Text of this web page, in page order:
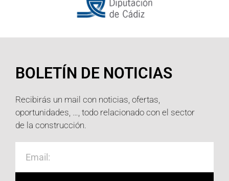
BOLETÍN DE NOTICIAS
Recibirás un mail con noticias, ofertas,
oportunidades, …, todo relacionado con el sector
de la construcción.